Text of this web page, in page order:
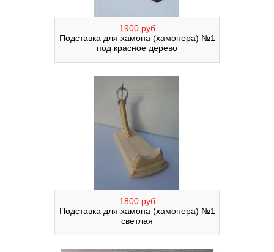
1900 руб
Подставка для хамона (хамонера) №1
под красное дерево
1800 руб
Подставка для хамона (хамонера) №1
светлая